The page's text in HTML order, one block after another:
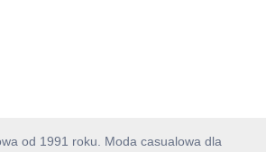
od 1991 roku. Moda casualowa dla